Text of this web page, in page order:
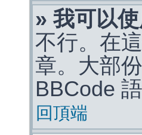
» 我可以
不行。在
章。大部
BBCode
回頂端